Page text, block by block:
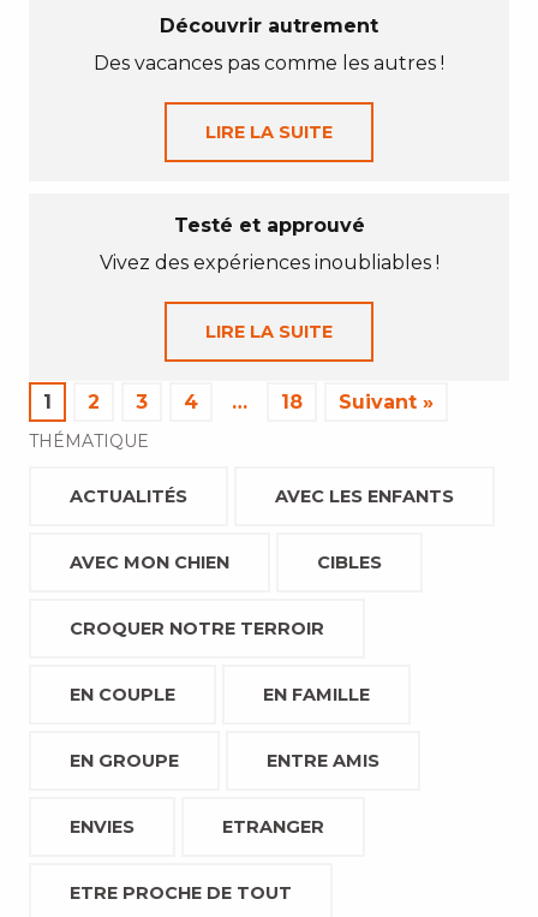
Découvrir autrement
Des vacances pas comme les autres !
LIRE LA SUITE
Testé et approuvé
Vivez des expériences inoubliables !
LIRE LA SUITE
1 2 3 4 … 18 Suivant »
THÉMATIQUE
ACTUALITÉS AVEC LES ENFANTS
AVEC MON CHIEN CIBLES
CROQUER NOTRE TERROIR
EN COUPLE EN FAMILLE
EN GROUPE ENTRE AMIS
ENVIES ETRANGER
ETRE PROCHE DE TOUT